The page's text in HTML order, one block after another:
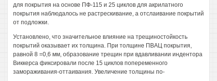
для покрытия на основе ПФ-115 и 25 циклов для акрилатного
покрытия наблюдалось не растрескивание, а отслаивание покрытий
от подложки.
Установлено, что значительное влияние на трещиностойкость
покрытий оказывает их толщина. При толщине ПВАЦ покрытия,
равной 8 =0,6 мм, образование трещин при вдавливании индентора
Виккерса фиксировали после 15 циклов попеременного
замораживания-оттаивания. Увеличение толщины по-